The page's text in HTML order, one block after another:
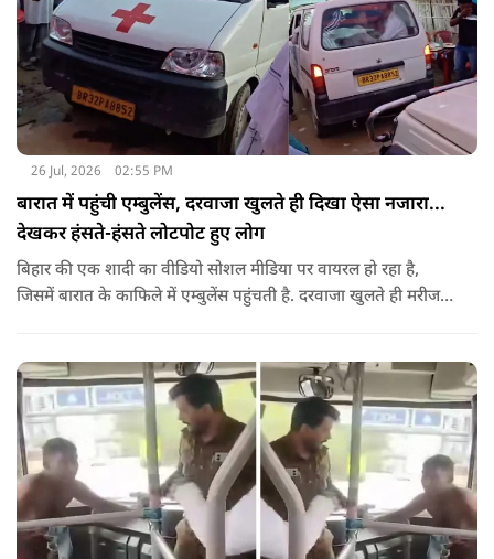
26 Jul, 2026 02:55 PM
बारात में पहुंची एम्बुलेंस, दरवाजा खुलते ही दिखा ऐसा नजारा...
देखकर हंसते-हंसते लोटपोट हुए लोग
बिहार की एक शादी का वीडियो सोशल मीडिया पर वायरल हो रहा है,
जिसमें बारात के काफिले में एम्बुलेंस पहुंचती है. दरवाजा खुलते ही मरीज